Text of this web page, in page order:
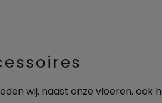
wij, naast onze vloeren, ook